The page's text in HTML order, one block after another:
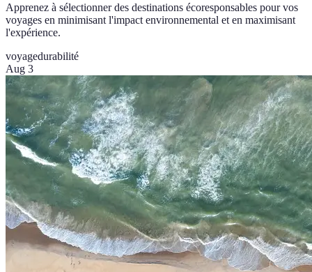
Apprenez à sélectionner des destinations écoresponsables pour vos
voyages en minimisant l'impact environnemental et en maximisant
l'expérience.
voyagedurabilité
Aug 3